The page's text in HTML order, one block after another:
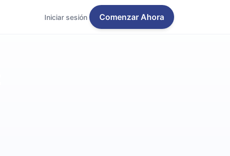
Iniciar sesión Comenzar Ahora